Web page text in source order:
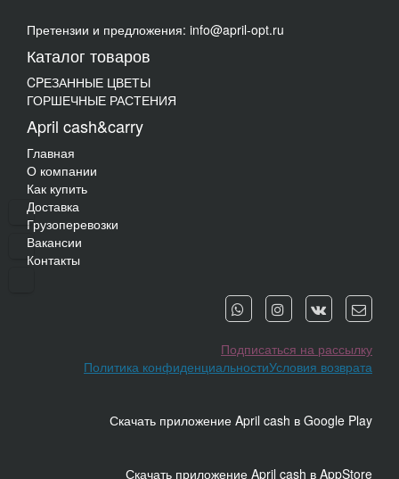
Претензии и предложения: info@april-opt.ru
Каталог товаров
CPЕЗАННЫЕ ЦВЕТЫ
ГОРШЕЧНЫЕ РАСТЕНИЯ
April cash&carry
Главная
О компании
Как купить
Доставка
Грузоперевозки
Вакансии
Контакты
Подписаться на рассылку
Условия возврата
Политика конфиденциальности
Скачать приложение April cash в Google Play
Скачать приложение April cash в AppStore